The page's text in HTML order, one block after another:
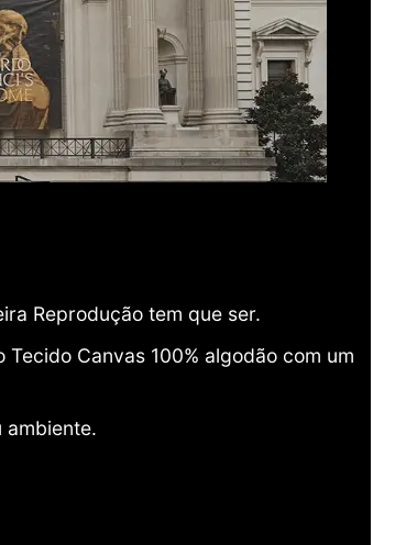
Reprodução tem que ser.
Canvas 100% algodão com um
ambiente.